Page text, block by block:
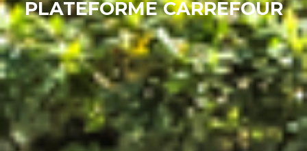
PLATEFORME CARREFOUR